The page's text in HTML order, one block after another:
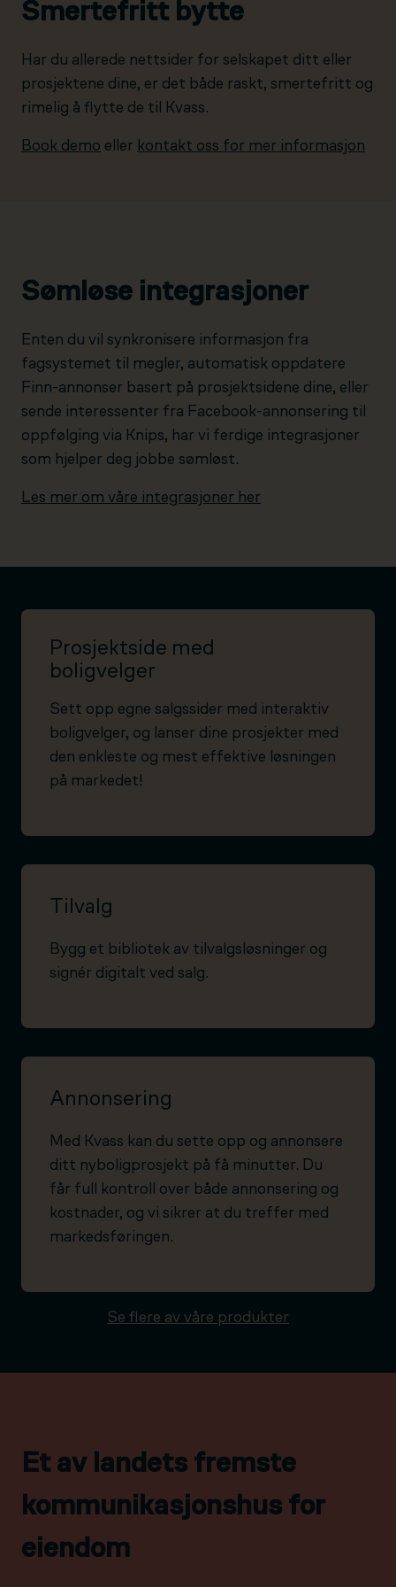
Smertefritt bytte
Har du allerede nettsider for selskapet ditt eller
prosjektene dine, er det både raskt, smertefritt og
rimelig å flytte de til Kvass.
Book demo eller kontakt oss for mer informasjon
Sømløse integrasjoner
Enten du vil synkronisere informasjon fra
fagsystemet til megler, automatisk oppdatere
Finn-annonser basert på prosjektsidene dine, eller
sende interessenter fra Facebook-annonsering til
oppfølging via Knips, har vi ferdige integrasjoner
som hjelper deg jobbe sømløst.
Les mer om våre integrasjoner her
Prosjektside med
boligvelger
Sett opp egne salgssider med interaktiv
boligvelger, og lanser dine prosjekter med
den enkleste og mest effektive løsningen
på markedet!
Tilvalg
Bygg et bibliotek av tilvalgsløsninger og
signér digitalt ved salg.
Annonsering
Med Kvass kan du sette opp og annonsere
ditt nyboligprosjekt på få minutter. Du
får full kontroll over både annonsering og
kostnader, og vi sikrer at du treffer med
markedsføringen.
Se flere av våre produkter
Et av landets fremste
kommunikasjonshus for
eiendom